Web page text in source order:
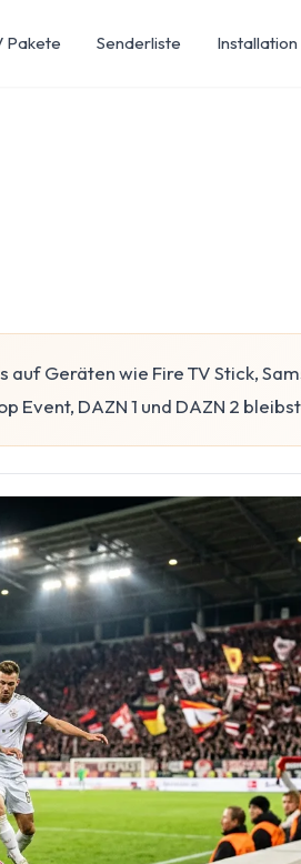
Pakete Senderliste Installation
Geräten wie Fire TV Stick,
Event, DAZN 1 und DAZN 2